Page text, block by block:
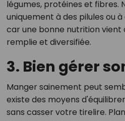
légumes, protéines et fibres.
uniquement à des pilules ou
car une bonne nutrition vient
remplie et diversifiée.
3. Bien gérer
Manger sainement peut
existe des moyens
sans casser votre tirelire.